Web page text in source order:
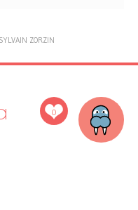
SYLVAIN ZORZIN
0